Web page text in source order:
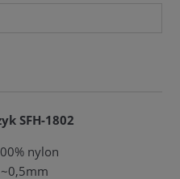
płatności
SFH-1802
nylon